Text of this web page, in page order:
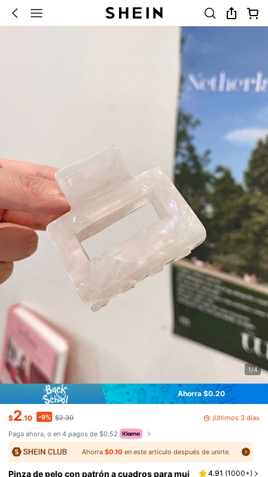
1/4
Ahorra $0.20
$2.10 -9% $2.30
¡Últimos 3 días
Paga ahora, o en 4 pagos de $0.52
Ahorra $0.10 en este artículo después de unirte.
Pinza de pelo con patrón a cuadros para muj
4.91 (1000+)